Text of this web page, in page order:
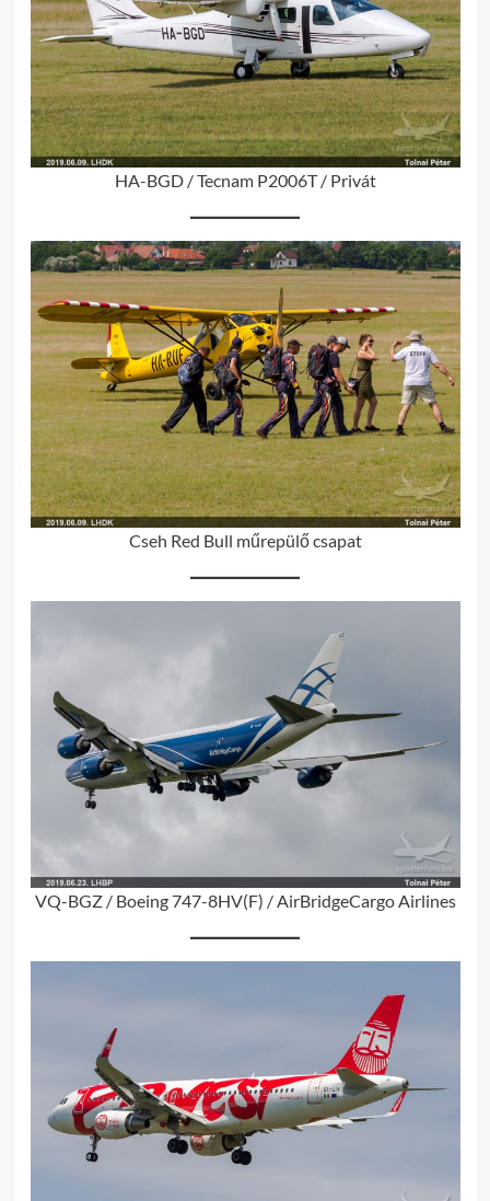
HA-BGD / Tecnam P2006T / Privát
Cseh Red Bull műrepülő csapat
VQ-BGZ / Boeing 747-8HV(F) / AirBridgeCargo Airlines